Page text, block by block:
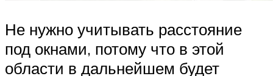
Не нужно учитывать расстояние
под окнами, потому что в этой
области в дальнейшем будет